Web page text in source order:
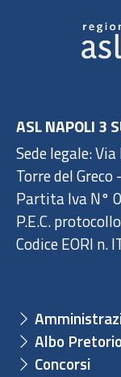
ASL NAPOLI 3
Sede legale:
Torre del
Partita Iva N°
P.E.C.
Codice EORI
Albo Pretorio
Concorsi